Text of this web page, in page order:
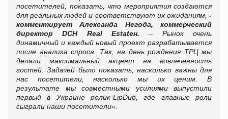
посетителей, показать, что мероприятия создаются
для реальных людей и соответствуют их ожиданиям, -
комментирует Александа Негода, коммерческий
директорDCHReal Estateн. – Рынок очень
динамичный и каждый новый проект разрабатывается
после анализа спроса. Так, на день рождения ТРЦ мы
делали максимальный акцент на вовлеченность
гостей. Задачей было показать, насколько важны для
нас посетители, насколько мы их ценим. В
результате мы совместными усилиями выпустили
первый в Украине ролик-LipDub , где главные роли
сыграли наши посетители».